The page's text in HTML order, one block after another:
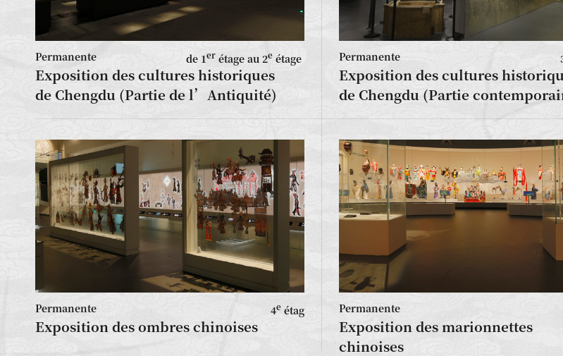
Permanente de 1er étage au 2e étage
Exposition des cultures historiques
de Chengdu (Partie de l’Antiquité)
Permanente
Exposition des cultures
de Chengdu (Partie
Permanente 4e étag
Exposition des ombres chinoises
Permanente
Exposition des marionnettes
chinoises